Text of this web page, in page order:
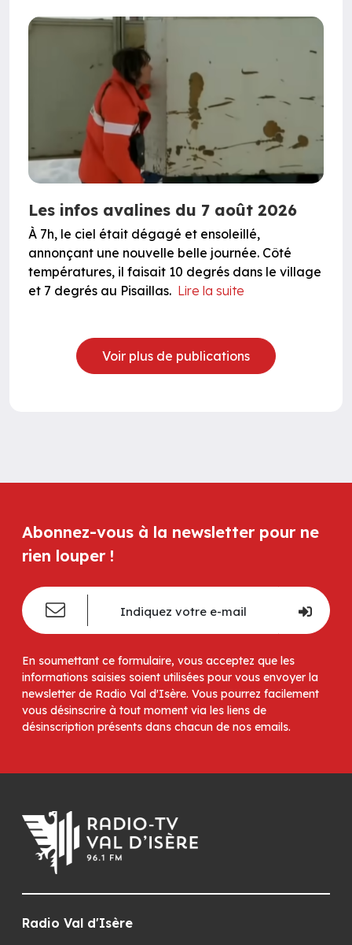
Les infos avalines du 7 août 2026
À 7h, le ciel était dégagé et ensoleillé,
annonçant une nouvelle belle journée. Côté
températures, il faisait 10 degrés dans le village
et 7 degrés au Pisaillas. Lire la suite
Voir plus de publications
Abonnez-vous à la newsletter pour ne
rien louper !
En soumettant ce formulaire, vous acceptez que les
informations saisies soient utilisées pour vous envoyer la
newsletter de Radio Val d'Isère. Vous pourrez facilement
vous désinscrire à tout moment via les liens de
désinscription présents dans chacun de nos emails.
Radio Val d'Isère